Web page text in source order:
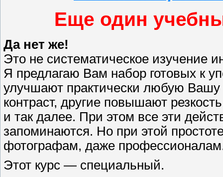
Еще один
Да нет же!
Это не систематическое изучение
Я предлагаю Вам набор готовых к
улучшают практически любую
контраст, другие повышают
и так далее. При этом все эти
запоминаются. Но при этой
фотографам, даже
Этот курс — специальный.